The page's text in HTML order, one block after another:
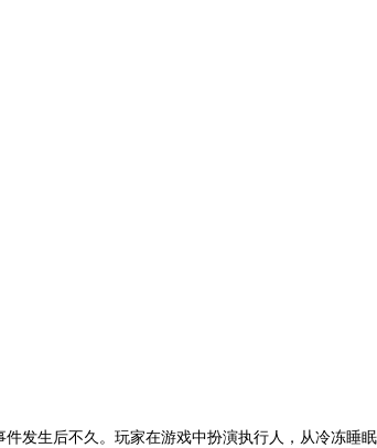
发生后不久。玩家在游戏中扮演执行人，从冷冻睡